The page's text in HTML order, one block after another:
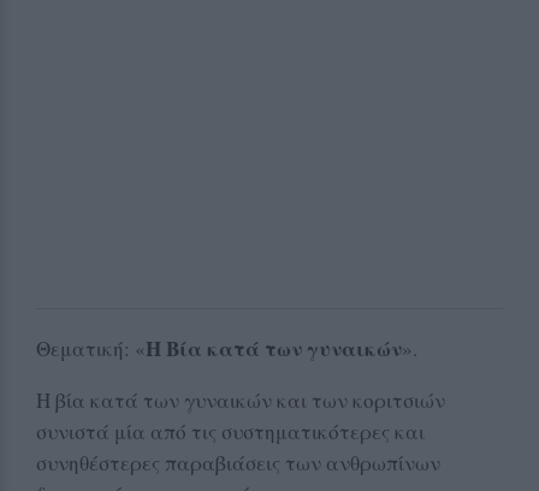
Θεματική: «Η Βία κατά των γυναικών».
Η βία κατά των γυναικών και των κοριτσιών
συνιστά μία από τις συστηματικότερες και
συνηθέστερες παραβιάσεις των ανθρωπίνων